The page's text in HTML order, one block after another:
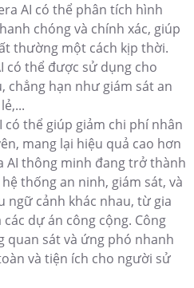
AI có thể phân tích hình
chóng và chính xác, giúp
thường một cách kịp thời.
có thể được sử dụng cho
chẳng hạn như giám sát an
có thể giúp giảm chi phí nhân
mang lại hiệu quả cao hơn
AI thông minh đang trở thành
thống an ninh, giám sát, và
ngữ cảnh khác nhau, từ gia
dự án công cộng. Công
quan sát và ứng phó nhanh
và tiện ích cho người sử